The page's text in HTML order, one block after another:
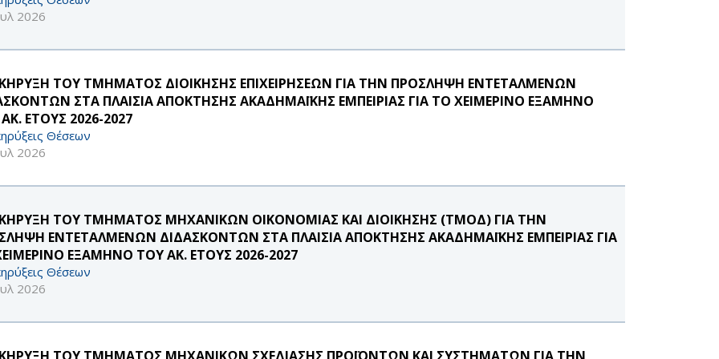
2026
ΤΟΥ ΤΜΗΜΑΤΟΣ ΔΙΟΙΚΗΣΗΣ ΕΠΙΧΕΙΡΗΣΕΩΝ ΓΙΑ ΤΗΝ ΠΡΟΣΛΗΨΗ ΕΝΤΕΤΑΛΜΕΝΩΝ
ΣΤΑ ΠΛΑΙΣΙΑ ΑΠΟΚΤΗΣΗΣ ΑΚΑΔΗΜΑΪΚΗΣ ΕΜΠΕΙΡΙΑΣ ΓΙΑ ΤΟ ΧΕΙΜΕΡΙΝΟ ΕΞΑΜΗΝΟ
ΕΤΟΥΣ 2026-2027
Θέσεων
2026
ΤΟΥ ΤΜΗΜΑΤΟΣ ΜΗΧΑΝΙΚΩΝ ΟΙΚΟΝΟΜΙΑΣ ΚΑΙ ΔΙΟΙΚΗΣΗΣ (ΤΜΟΔ) ΓΙΑ ΤΗΝ
ΕΝΤΕΤΑΛΜΕΝΩΝ ΔΙΔΑΣΚΟΝΤΩΝ ΣΤΑ ΠΛΑΙΣΙΑ ΑΠΟΚΤΗΣΗΣ ΑΚΑΔΗΜΑΪΚΗΣ ΕΜΠΕΙΡΙΑΣ ΓΙΑ
ΕΞΑΜΗΝΟ ΤΟΥ ΑΚ. ΕΤΟΥΣ 2026-2027
Θέσεων
2026